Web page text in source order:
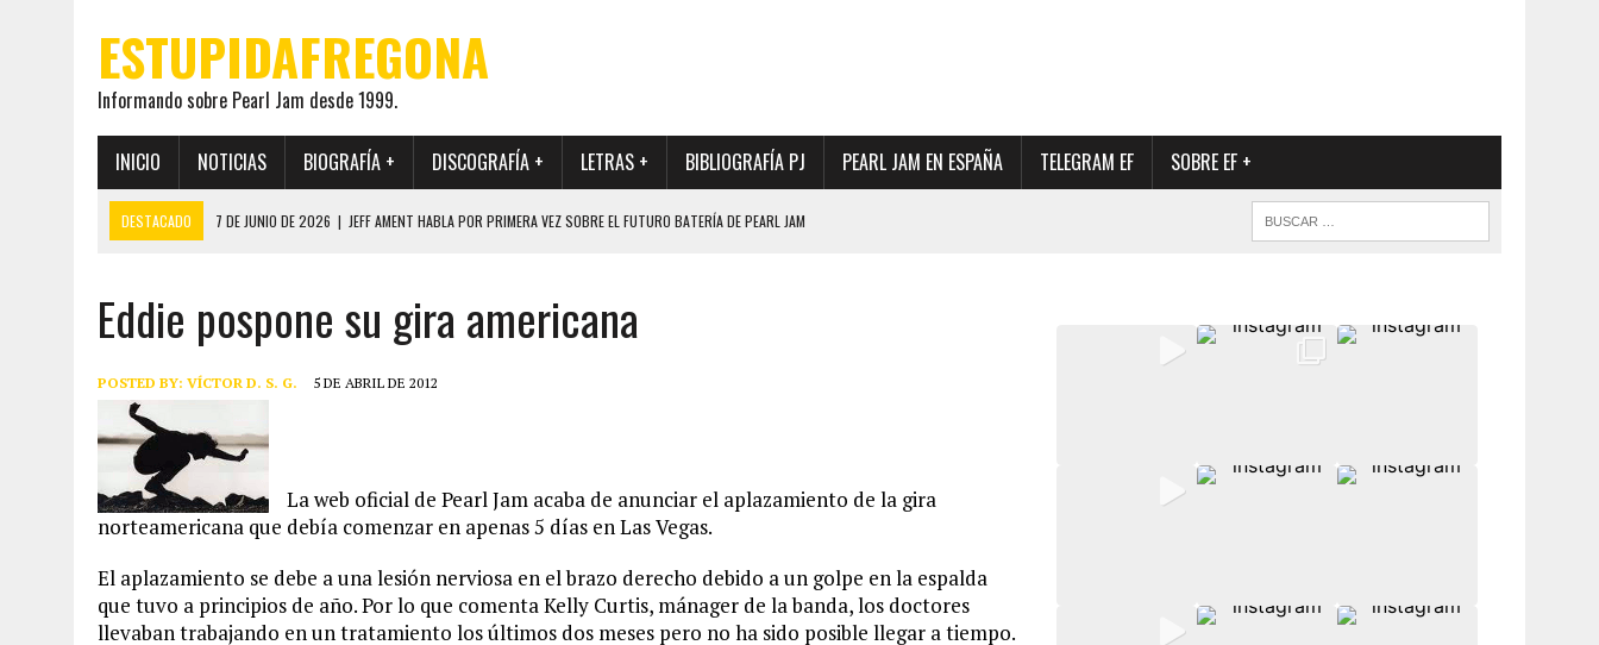
ESTUPIDAFREGONA
Informando sobre Pearl Jam desde 1999.
INICIO NOTICIAS BIOGRAFÍA + DISCOGRAFÍA + LETRAS + BIBLIOGRAFÍA PJ PEARL JAM EN ESPAÑA TELEGRAM EF SOBRE EF +
DESTACADO 7 DE JUNIO DE 2026 | JEFF AMENT HABLA POR PRIMERA VEZ SOBRE EL FUTURO BATERÍA DE PEARL JAM
19 DE MAYO DE 2026
EL ENCUENTRO ENTRE NEIL YOUNG Y PEARL JAM QUE MARCÓ LOS 90, DE NUEVO EN VINILO.
12 DE MAYO DE 2026 | PEARL JAM REAPARECEN EN OHANA 2026 EN MEDIO DE LA INCERTIDUMBRE SOBRE SU FUTURA FORMACIÓN
28 DE JULIO DE 2026 | JEFF AMENT PUBLICA SINCE FOREVER, UN LIBRO CON FOTOGRAFÍAS INÉDITAS DE LA HISTORIA DE PEARL JAM
Eddie pospone su gira americana
POSTED BY: VÍCTOR D. S. G. 5 DE ABRIL DE 2012
La web oficial de Pearl Jam acaba de anunciar el aplazamiento de la gira
norteamericana que debía comenzar en apenas 5 días en Las Vegas.
El aplazamiento se debe a una lesión nerviosa en el brazo derecho debido a un golpe en la espalda
que tuvo a principios de año. Por lo que comenta Kelly Curtis, mánager de la banda, los doctores
llevaban trabajando en un tratamiento los últimos dos meses pero no ha sido posible llegar a tiempo.